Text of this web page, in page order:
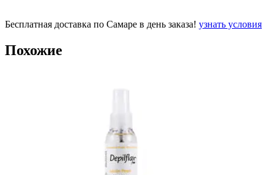
Бесплатная доставка по Самаре в день заказа! узнать условия
Похожие